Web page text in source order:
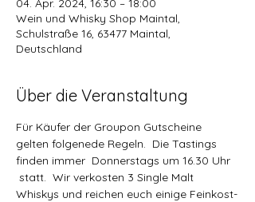
04. Apr. 2024, 16:30 – 18:00
Wein und Whisky Shop Maintal,
Schulstraße 16, 63477 Maintal,
Deutschland
Über die Veranstaltung
Für Käufer der Groupon Gutscheine
gelten folgenede Regeln.  Die Tastings
finden immer  Donnerstags um 16.30 Uhr
statt.  Wir verkosten 3 Single Malt
Whiskys und reichen euch einige Feinkost-